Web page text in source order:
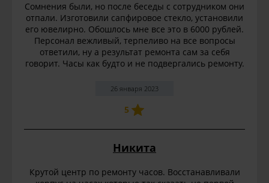
Сомнения были, но после беседы с сотрудником они
отпали. Изготовили сапфировое стекло, установили
его ювелирно. Обошлось мне все это в 6000 рублей.
Персонал вежливый, терпеливо на все вопросы
ответили, ну а результат ремонта сам за себя
говорит. Часы как будто и не подвергались ремонту.
26 января 2023
5
Никита
Крутой центр по ремонту часов. Восстанавливали